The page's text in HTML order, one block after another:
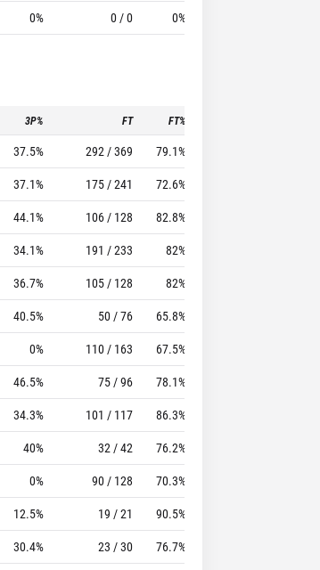
0% 0 / 0 0%
3P% FT FT%
37.5% 292 / 369 79.1%
37.1% 175 / 241 72.6%
44.1% 106 / 128 82.8%
34.1% 191 / 233 82%
36.7% 105 / 128 82%
40.5% 50 / 76 65.8%
0% 110 / 163 67.5%
46.5% 75 / 96 78.1%
34.3% 101 / 117 86.3%
40% 32 / 42 76.2%
0% 90 / 128 70.3%
12.5% 19 / 21 90.5%
30.4% 23 / 30 76.7%